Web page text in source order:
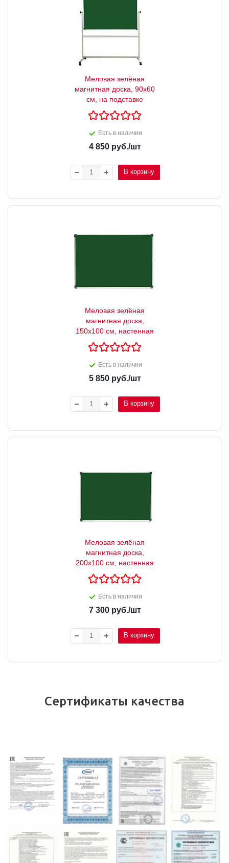
Меловая зелёная
магнитная доска, 90х60
см, на подставке
Есть в наличии
4 850руб./шт
В корзину
Меловая зелёная
магнитная доска,
150x100 см, настенная
Есть в наличии
5 850руб./шт
В корзину
Меловая зелёная
магнитная доска,
200x100 см, настенная
Есть в наличии
7 300руб./шт
В корзину
Сертификаты качества